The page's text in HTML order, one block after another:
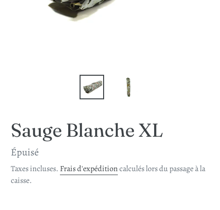
Sauge Blanche XL
Prix
normal
Épuisé
Taxes incluses. Frais d'expéditioncalculés lors du passage à la
caisse.